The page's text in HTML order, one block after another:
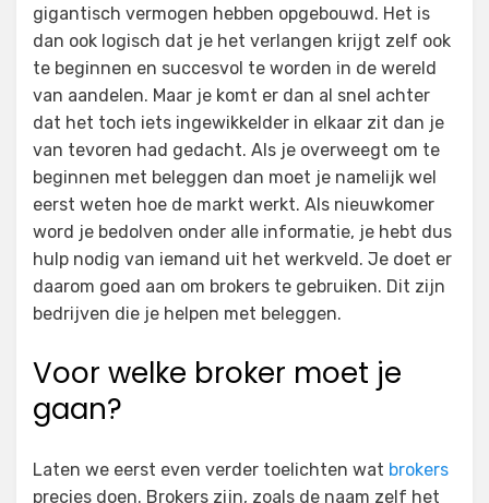
gigantisch vermogen hebben opgebouwd. Het is
dan ook logisch dat je het verlangen krijgt zelf ook
te beginnen en succesvol te worden in de wereld
van aandelen. Maar je komt er dan al snel achter
dat het toch iets ingewikkelder in elkaar zit dan je
van tevoren had gedacht. Als je overweegt om te
beginnen met beleggen dan moet je namelijk wel
eerst weten hoe de markt werkt. Als nieuwkomer
word je bedolven onder alle informatie, je hebt dus
hulp nodig van iemand uit het werkveld. Je doet er
daarom goed aan om brokers te gebruiken. Dit zijn
bedrijven die je helpen met beleggen.
Voor welke broker moet je
gaan?
Laten we eerst even verder toelichten wat brokers
precies doen. Brokers zijn, zoals de naam zelf het